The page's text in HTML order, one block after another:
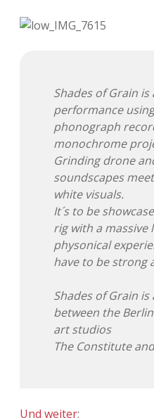
Shades of Grain
performance
phonograph
monochrome
Grinding drone
soundscapes
white visuals.
It´s to be
rig with a massive
physonical
have to be strong
Shades of Grain
between the
art studios
The Constitute
Und weiter: